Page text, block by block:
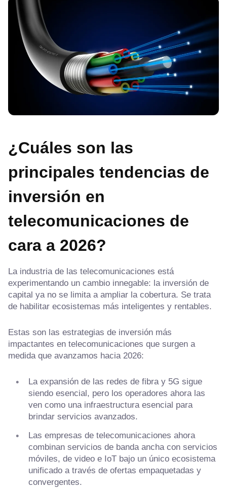
¿Cuáles son las
principales tendencias de
inversión en
telecomunicaciones de
cara a 2026?
La industria de las telecomunicaciones está
experimentando un cambio innegable: la inversión de
capital ya no se limita a ampliar la cobertura. Se trata
de habilitar ecosistemas más inteligentes y rentables.
Estas son las estrategias de inversión más
impactantes en telecomunicaciones que surgen a
medida que avanzamos hacia 2026:
La expansión de las redes de fibra y 5G sigue
siendo esencial, pero los operadores ahora las
ven como una infraestructura esencial para
brindar servicios avanzados.
Las empresas de telecomunicaciones ahora
combinan servicios de banda ancha con servicios
móviles, de video e IoT bajo un único ecosistema
unificado a través de ofertas empaquetadas y
convergentes.